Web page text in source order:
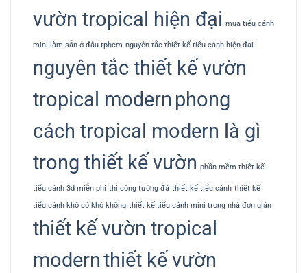
vườn tropical hiện đại mua tiểu cảnh
mini làm sẵn ở đâu tphcm nguyên tắc thiết kế tiểu cảnh hiện đại
nguyên tắc thiết kế vườn
tropical modern phong
cách tropical modern là gì
trong thiết kế vườn phần mềm thiết kế
tiểu cảnh 3d miễn phí thi công tường đá thiết kế tiểu cảnh thiết kế
tiểu cảnh khô có khó không thiết kế tiểu cảnh mini trong nhà đơn giản
thiết kế vườn tropical
modernthiết kế vườn